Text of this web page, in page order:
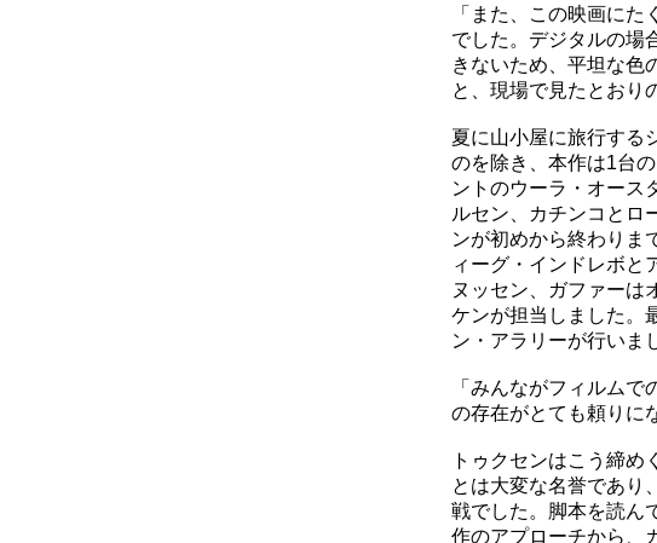
「また、この映画に
でした。デジタルの場
きないため、平坦な色
と、現場で見たとおり
夏に山小屋に旅行する
のを除き、本作は1台
ントのウーラ・オース
ルセン、カチンコとロ
ンが初めから終わりま
ィーグ・インドレボと
ヌッセン、ガファーは
ケンが担当しました。
ン・アラリーが行いま
「みんながフィルム
の存在がとても頼りに
トゥクセンはこう締め
とは大変な名誉であり
戦でした。脚本を読ん
作のアプローチから、